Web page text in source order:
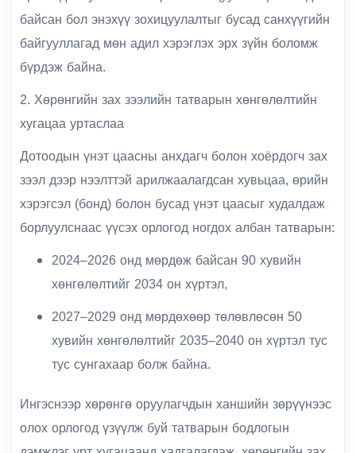
байсан бол энэхүү зохицуулалтыг бусад санхүүгийн
байгууллагад мөн адил хэрэглэх эрх зүйн боломж
бүрдэж байна.
2. Хөрөнгийн зах зээлийн татварын хөнгөлөлтийн
хугацаа уртаслаа
Дотоодын үнэт цаасны анхдагч болон хоёрдогч зах
зээл дээр нээлттэй арилжаалагдсан хувьцаа, өрийн
хэрэгсэл (бонд) болон бусад үнэт цаасыг худалдаж
борлуулснаас үүсэх орлогод ногдох албан татварын:
2024–2026 онд мөрдөж байсан 90 хувийн
хөнгөлөлтийг 2034 он хүртэл,
2027–2029 онд мөрдөхөөр төлөвлөсөн 50
хувийн хөнгөлөлтийг 2035–2040 он хүртэл тус
тус сунгахаар болж байна.
Ингэснээр хөрөнгө оруулагчдын ханшийн зөрүүнээс
олох орлогод үзүүлж буй татварын бодлогын